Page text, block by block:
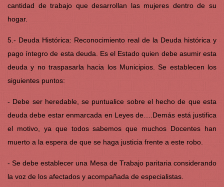
cantidad de trabajo que desarrollan las mujeres dentro de su
hogar.
5.- Deuda Histórica: Reconocimiento real de la Deuda histórica y
pago íntegro de esta deuda. Es el Estado quien debe asumir esta
deuda y no traspasarla hacia los Municipios. Se establecen los
siguientes puntos:
- Debe ser heredable, se puntualice sobre el hecho de que esta
deuda debe estar enmarcada en Leyes de….Demás está justifica
el motivo, ya que todos sabemos que muchos Docentes han
muerto a la espera de que se haga justicia frente a este robo.
- Se debe establecer una Mesa de Trabajo paritaria considerando
la voz de los afectados y acompañada de especialistas.